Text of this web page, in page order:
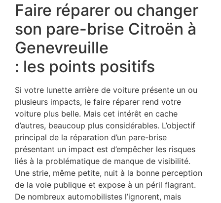
Faire réparer ou changer
son pare-brise Citroën à
Genevreuille
: les points positifs
Si votre lunette arrière de voiture présente un ou
plusieurs impacts, le faire réparer rend votre
voiture plus belle. Mais cet intérêt en cache
d’autres, beaucoup plus considérables. L’objectif
principal de la réparation d’un pare-brise
présentant un impact est d’empêcher les risques
liés à la problématique de manque de visibilité.
Une strie, même petite, nuit à la bonne perception
de la voie publique et expose à un péril flagrant.
De nombreux automobilistes l’ignorent, mais